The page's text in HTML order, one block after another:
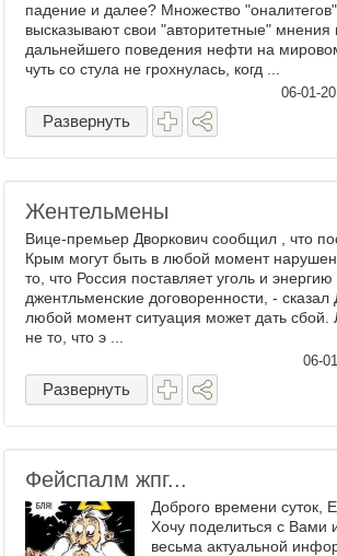
падение и далее? Множество
высказывают свои "авторитетные" мнения
дальнейшего поведения нефти на
чуть со стула не грохнулась, когд ...
06-01-
Развернуть
Жентельмены
Вице-премьер Дворкович сообщил , что
Крым могут быть в любой момент
то, что Россия поставляет уголь и
джентльменские договоренности, -
любой момент ситуация может дать
не то, что э ...
06-
Развернуть
Фейспалм жпг...
Доброго времени суток,
Хочу поделиться с Вами
весьма актуальной